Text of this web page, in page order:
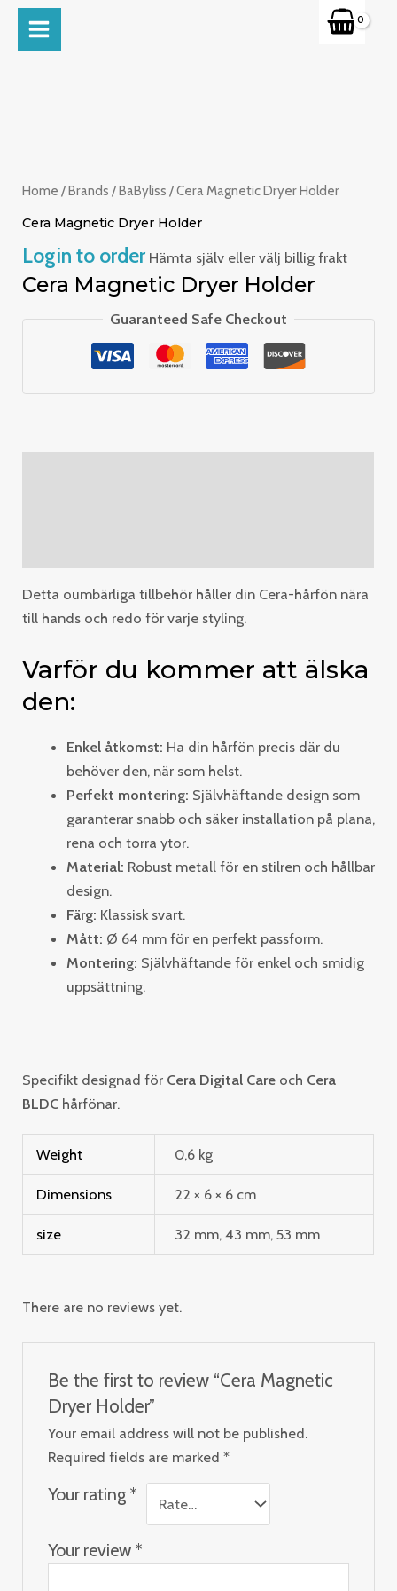
SkipMAIN
MENU
Home /Brands /BaByliss / Cera Magnetic Dryer Holder
Cera Magnetic Dryer Holder
Login to order Hämta själv eller välj billig frakt
Cera Magnetic Dryer Holder
Guaranteed Safe Checkout
Detta oumbärliga tillbehör håller din Cera-hårfön nära
till hands och redo för varje styling.
Varför du kommer att älska
den:
Enkel åtkomst: Ha din hårfön precis där du
behöver den, när som helst.
Perfekt montering: Självhäftande design som
garanterar snabb och säker installation på plana,
rena och torra ytor.
Material: Robust metall för en stilren och hållbar
design.
Färg: Klassisk svart.
Mått: Ø 64 mm för en perfekt passform.
Montering: Självhäftande för enkel och smidig
uppsättning.
Specifikt designad för Cera Digital Care och Cera
BLDC hårfönar.
Weight 0,6 kg
Dimensions 22 × 6 × 6 cm
size 32 mm, 43 mm, 53 mm
There are no reviews yet.
Be the first to review “Cera Magnetic
Dryer Holder”
Your email address will not be published.
Required fields are marked *
Your rating *
Your review *